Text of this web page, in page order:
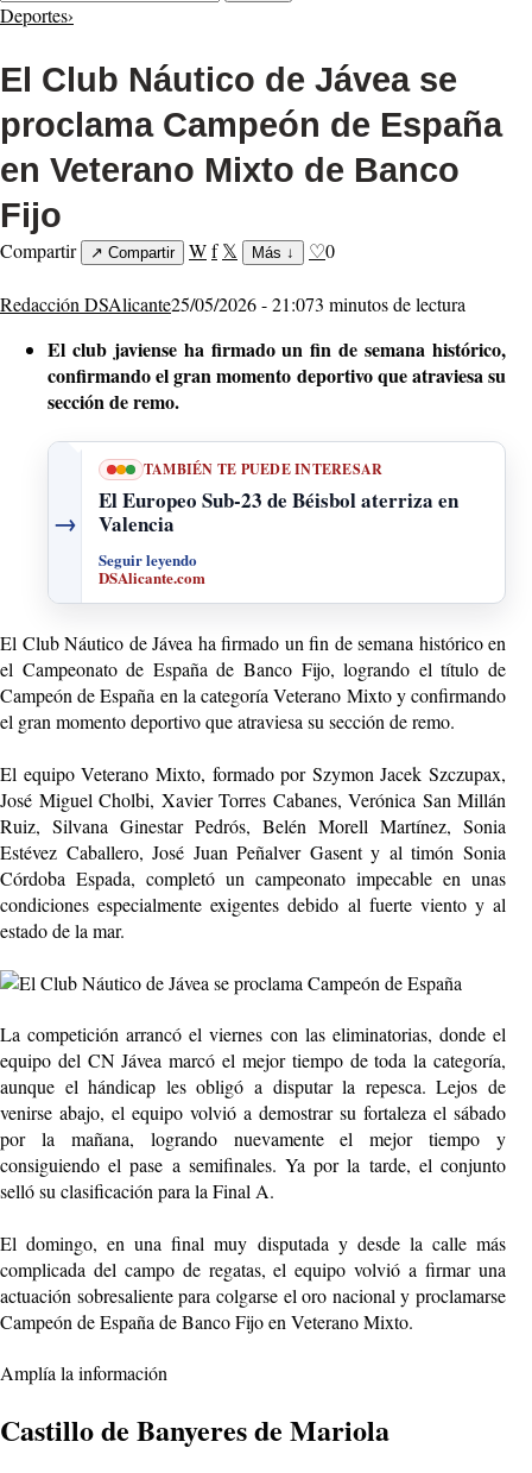
Deportes›
El Club Náutico de Jávea se
proclama Campeón de España
en Veterano Mixto de Banco
Fijo
Compartir ↗ Compartir Wf 𝕏 Más ↓ ♡0
Redacción DSAlicante25/05/2026 - 21:073 minutos de lectura
El club javiense ha firmado un fin de semana histórico,
confirmando el gran momento deportivo que atraviesa su
sección de remo.
→
TAMBIÉN TE PUEDE INTERESAR
El Europeo Sub-23 de Béisbol aterriza en
Valencia
Seguir leyendo
DSAlicante.com
El Club Náutico de Jávea ha firmado un fin de semana histórico en
el Campeonato de España de Banco Fijo, logrando el título de
Campeón de España en la categoría Veterano Mixto y confirmando
el gran momento deportivo que atraviesa su sección de remo.
El equipo Veterano Mixto, formado por Szymon Jacek Szczupax,
José Miguel Cholbi, Xavier Torres Cabanes, Verónica San Millán
Ruiz, Silvana Ginestar Pedrós, Belén Morell Martínez, Sonia
Estévez Caballero, José Juan Peñalver Gasent y al timón Sonia
Córdoba Espada, completó un campeonato impecable en unas
condiciones especialmente exigentes debido al fuerte viento y al
estado de la mar.
La competición arrancó el viernes con las eliminatorias, donde el
equipo del CN Jávea marcó el mejor tiempo de toda la categoría,
aunque el hándicap les obligó a disputar la repesca. Lejos de
venirse abajo, el equipo volvió a demostrar su fortaleza el sábado
por la mañana, logrando nuevamente el mejor tiempo y
consiguiendo el pase a semifinales. Ya por la tarde, el conjunto
selló su clasificación para la Final A.
El domingo, en una final muy disputada y desde la calle más
complicada del campo de regatas, el equipo volvió a firmar una
actuación sobresaliente para colgarse el oro nacional y proclamarse
Campeón de España de Banco Fijo en Veterano Mixto.
Amplía la información
Castillo de Banyeres de Mariola